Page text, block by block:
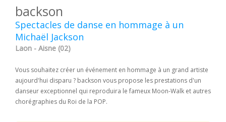
backson
Spectacles de danse en hommage à un
Michaël Jackson
Laon - Aisne (02)
Vous souhaitez créer un événement en hommage à un grand artiste
aujourd'hui disparu ? backson vous propose les prestations d'un
danseur exceptionnel qui reproduira le fameux Moon-Walk et autres
chorégraphies du Roi de la POP.